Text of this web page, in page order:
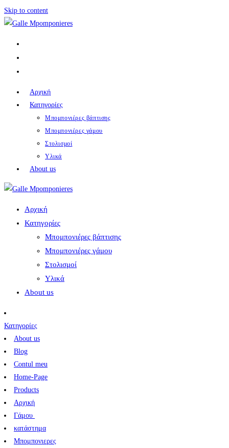
Skip to content
Αρχική
Κατηγορίες
Μπομπονιέρες βάπτισης
Μπομπονιέρες γάμου
Στολισμοί
Υλικά
About us
Αρχική
Κατηγορίες
Μπομπονιέρες βάπτισης
Μπομπονιέρες γάμου
Στολισμοί
Υλικά
About us
Κατηγορίες
About us
Blog
Contul meu
Home-Page
Products
Αρχική
Γάμου
κατάστημα
Μπομπονιερες